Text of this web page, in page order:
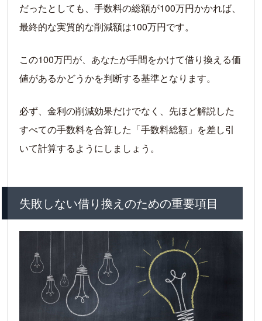
だったとしても、手数料の総額が100万円かかれば、
最終的な実質的な削減額は100万円です。
この100万円が、あなたが手間をかけて借り換える価
値があるかどうかを判断する基準となります。
必ず、金利の削減効果だけでなく、先ほど解説した
すべての手数料を合算した「手数料総額」を差し引
いて計算するようにしましょう。
失敗しない借り換えのための重要項目